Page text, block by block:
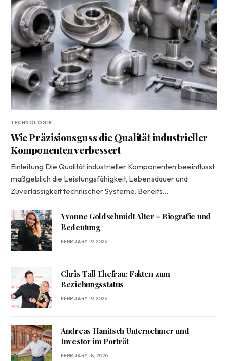
TECHNOLOGIE
Wie Präzisionsguss die Qualität industrieller
Komponenten verbessert
Einleitung Die Qualität industrieller Komponenten beeinflusst
maßgeblich die Leistungsfähigkeit, Lebensdauer und
Zuverlässigkeit technischer Systeme. Bereits…
Yvonne Goldschmidt Alter – Biografie und
Bedeutung
FEBRUARY 19, 2026
Chris Tall Ehefrau: Fakten zum
Beziehungsstatus
FEBRUARY 19, 2026
Andreas Hanitsch Unternehmer und
Investor im Porträt
FEBRUARY 18, 2026